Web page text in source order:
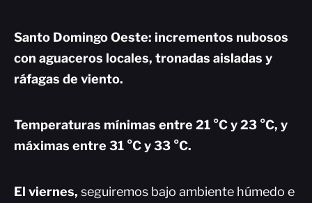
Santo Domingo Oeste: incrementos nubosos
con aguaceros locales, tronadas aisladas y
ráfagas de viento.
Temperaturas mínimas entre 21 °C y 23 °C, y
máximas entre 31 °C y 33 °C.
El viernes, seguiremos bajo ambiente húmedo e